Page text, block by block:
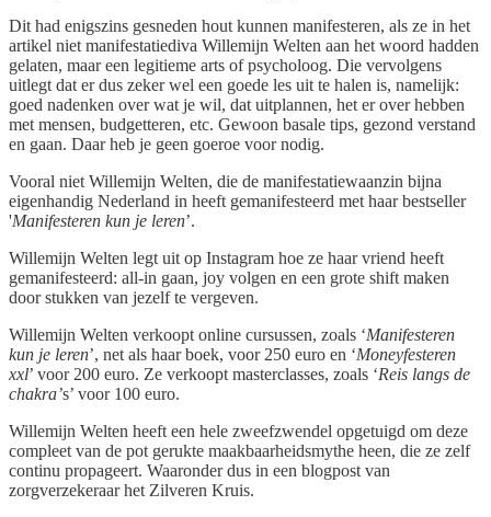
Dit had enigszins gesneden hout kunnen manifesteren, als ze in het
artikel niet manifestatiediva Willemijn Welten aan het woord hadden
gelaten, maar een legitieme arts of psycholoog. Die vervolgens
uitlegt dat er dus zeker wel een goede les uit te halen is, namelijk:
goed nadenken over wat je wil, dat uitplannen, het er over hebben
met mensen, budgetteren, etc. Gewoon basale tips, gezond verstand
en gaan. Daar heb je geen goeroe voor nodig.
Vooral niet Willemijn Welten, die de manifestatiewaanzin bijna
eigenhandig Nederland in heeft gemanifesteerd met haar bestseller
'Manifesteren kun je leren’.
Willemijn Welten legt uit op Instagram hoe ze haar vriend heeft
gemanifesteerd: all-in gaan, joy volgen en een grote shift maken
door stukken van jezelf te vergeven.
Willemijn Welten verkoopt online cursussen, zoals ‘Manifesteren
kun je leren’, net als haar boek, voor 250 euro en ‘Moneyfesteren
xxl’ voor 200 euro. Ze verkoopt masterclasses, zoals ‘Reis langs de
chakra’s’ voor 100 euro.
Willemijn Welten heeft een hele zweefzwendel opgetuigd om deze
compleet van de pot gerukte maakbaarheidsmythe heen, die ze zelf
continu propageert. Waaronder dus in een blogpost van
zorgverzekeraar het Zilveren Kruis.